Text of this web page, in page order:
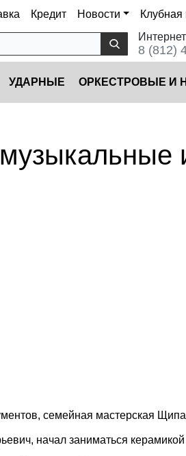
Кредит Новости Клубная
8 (812)
УДАРНЫЕ ОРКЕСТРОВЫЕ И
семейная мастерская
начал заниматься